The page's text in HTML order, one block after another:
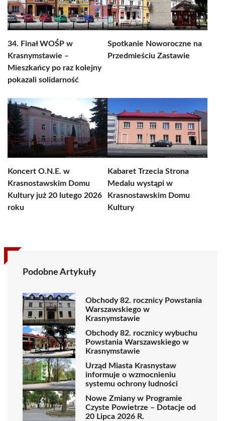
34. Finał WOŚP w
Krasnymstawie –
Mieszkańcy po raz kolejny
pokazali solidarność
Spotkanie Noworoczne na
Przedmieściu Zastawie
Koncert O.N.E. w
Krasnostawskim Domu
Kultury już 20 lutego 2026
roku
Kabaret Trzecia Strona
Medalu wystąpi w
Krasnostawskim Domu
Kultury
Podobne Artykuły
Obchody 82. rocznicy Powstania
Warszawskiego w
Krasnymstawie
Obchody 82. rocznicy wybuchu
Powstania Warszawskiego w
Krasnymstawie
Urząd Miasta Krasnystaw
informuje o wzmocnieniu
systemu ochrony ludności
Nowe Zmiany w Programie
Czyste Powietrze – Dotacje od
20 Lipca 2026 R.